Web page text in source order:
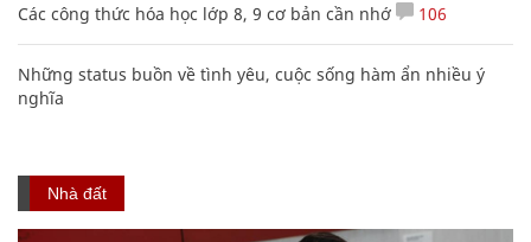
Các công thức hóa học lớp 8, 9 cơ bản cần nhớ 106
Những status buồn về tình yêu, cuộc sống hàm ẩn nhiều ý
nghĩa
Nhà đất